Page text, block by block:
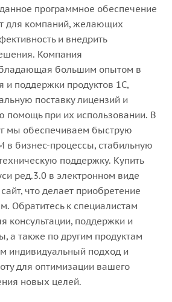
программное обеспечение
для компаний, желающих
и внедрить
Компания
большим опытом в
и поддержки продуктов 1С,
поставку лицензий и
помощь при их использовании. В
мы обеспечиваем быструю
в бизнес-процессы, стабильную
поддержку. Купить
ред.3.0 в электронном виде
что делает приобретение
Обратитесь к специалистам
консультации, поддержки и
а также по другим продуктам
индивидуальный подход и
для оптимизации вашего
новых целей.